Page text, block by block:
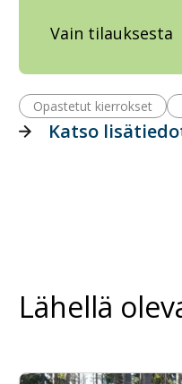
Vain tilauksesta
Opastetut kierrokset
Katso
Lähellä